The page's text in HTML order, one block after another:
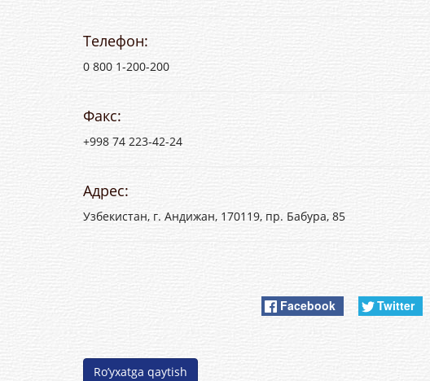
Телефон:
0 800 1-200-200
Факс:
+998 74 223-42-24
Адрес:
Узбекистан, г. Андижан, 170119, пр. Бабура, 85
Facebook Twitter
Ro’yxatga qaytish